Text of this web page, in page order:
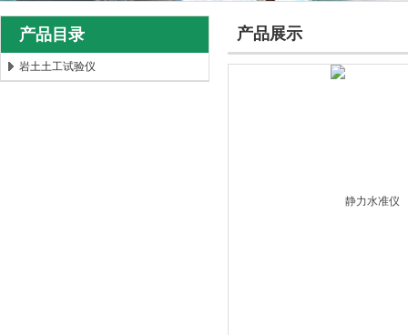
产品目录
岩土土工试验仪
产品展示